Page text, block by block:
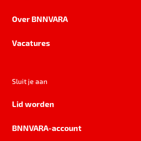
Over BNNVARA
Vacatures
Sluit je aan
Lid worden
BNNVARA-account